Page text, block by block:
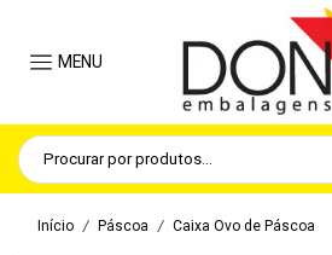
MENU
Início / Páscoa / Caixa Ovo de Páscoa